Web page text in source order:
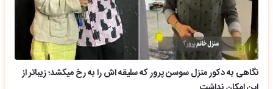
نگاهی به دکور منزل سوسن پرور که سلیقه اش را به رخ میکشد؛ زیباتر از